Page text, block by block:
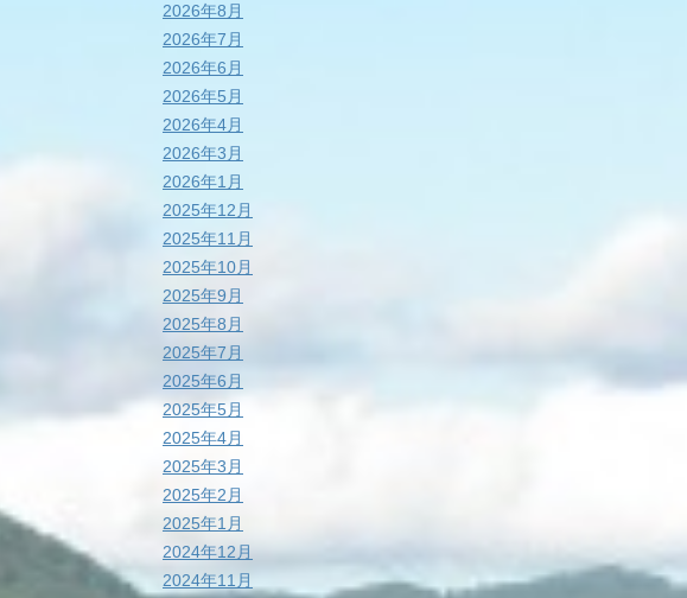
2026年8月
2026年7月
2026年6月
2026年5月
2026年4月
2026年3月
2026年1月
2025年12月
2025年11月
2025年10月
2025年9月
2025年8月
2025年7月
2025年6月
2025年5月
2025年4月
2025年3月
2025年2月
2025年1月
2024年12月
2024年11月